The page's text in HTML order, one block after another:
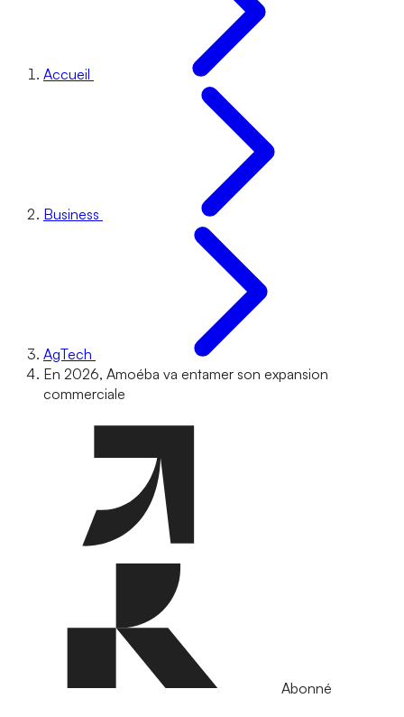
Accueil
Business
AgTech
En 2026, Amoéba va entamer son expansion
commerciale
Abonné